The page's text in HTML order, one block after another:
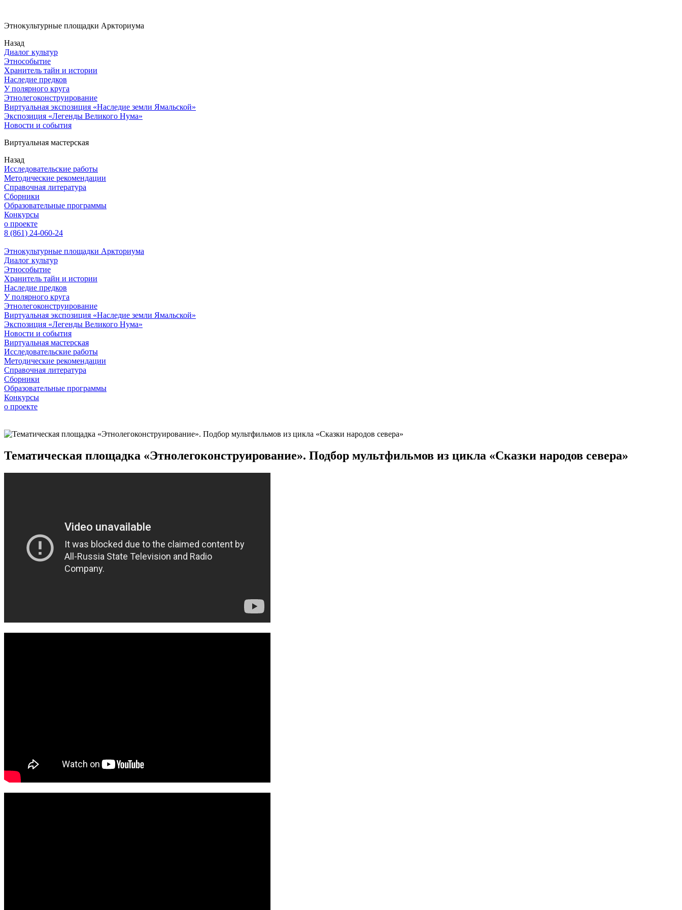
Этнокультурные площадки Аркториума
Назад
Диалог культур
Этнособытие
Хранитель тайн и истории
Наследие предков
У полярного круга
Этнолегоконструирование
Виртуальная экспозиция «Наследие земли Ямальской»
Экспозиция «Легенды Великого Нума»
Новости и события
Виртуальная мастерская
Назад
Исследовательские работы
Методические рекомендации
Справочная литература
Сборники
Образовательные программы
Конкурсы
о проекте
8 (861) 24-060-24
Этнокультурные площадки Аркториума
Диалог культур
Этнособытие
Хранитель тайн и истории
Наследие предков
У полярного круга
Этнолегоконструирование
Виртуальная экспозиция «Наследие земли Ямальской»
Экспозиция «Легенды Великого Нума»
Новости и события
Виртуальная мастерская
Исследовательские работы
Методические рекомендации
Справочная литература
Сборники
Образовательные программы
Конкурсы
о проекте
Тематическая площадка «Этнолегоконструирование». Подбор мультфильмов из цикла «Сказки народов севера»